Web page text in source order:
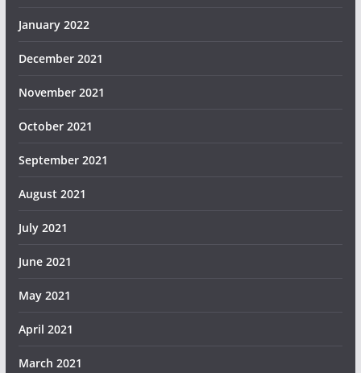
January 2022
December 2021
November 2021
October 2021
September 2021
August 2021
July 2021
June 2021
May 2021
April 2021
March 2021